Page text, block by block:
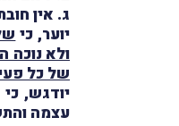
ג. אין
יוער, כי
ולא נוכה
של כל
עצמה